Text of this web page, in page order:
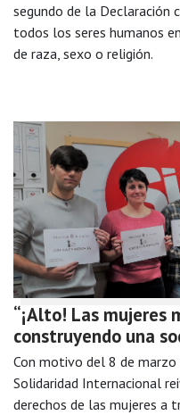
segundo de la Declaración
todos los seres humanos
de raza, sexo o religión.
“¡Alto! Las mujeres
construyendo una
Con motivo del 8 de
Solidaridad Internacional
derechos de las mujeres a